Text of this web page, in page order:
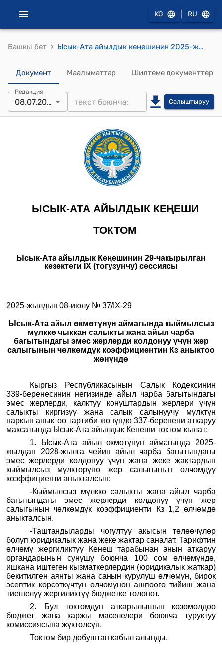
KG RU
Башкы бет › Ысык-Ата айылдык кеңешинин 2025-жылдын 08-июлундагы № 37/IX-29 "Ысык-Ата айыл өкмөтүнүн аймагында кыймылсыз мүлккө чыккан салыкты жана айыл чарба багытындагы эмес жерлерди колдонуу үчүн жер салыгынын чөлкөмдүк коэффициентин Кз аныктоо жөнүндө" токтому
Документ Маалыматтар Шилтеме документтер
Редакция
08.07.2025 Салыштыруу